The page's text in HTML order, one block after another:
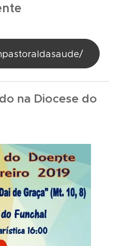
na Diocese do